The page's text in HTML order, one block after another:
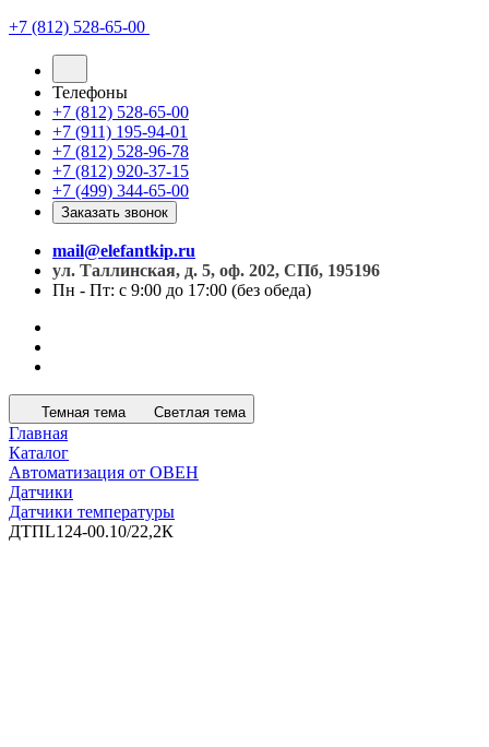
+7 (812) 528-65-00
Телефоны
+7 (812) 528-65-00
+7 (911) 195-94-01
+7 (812) 528-96-78
+7 (812) 920-37-15
+7 (499) 344-65-00
Заказать звонок
mail@elefantkip.ru
ул. Таллинская, д. 5, оф. 202, СПб, 195196
Пн - Пт: с 9:00 до 17:00 (без обеда)
Темная тема Светлая тема
Главная
Каталог
Автоматизация от ОВЕН
Датчики
Датчики температуры
ДТПL124-00.10/22,2К